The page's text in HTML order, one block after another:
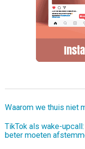
Waarom we thuis niet
TikTok als wake-
beter moeten